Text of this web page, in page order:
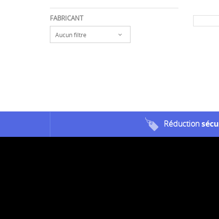
FABRICANT
Aucun filtre
Réduction